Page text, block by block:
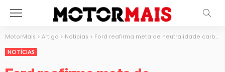
MotorMais > Artigo > Notícias > Ford reafirma meta de neutralidade carbónica até 2050 e anuncia novos passos para reduzir emissões
NOTÍCIAS